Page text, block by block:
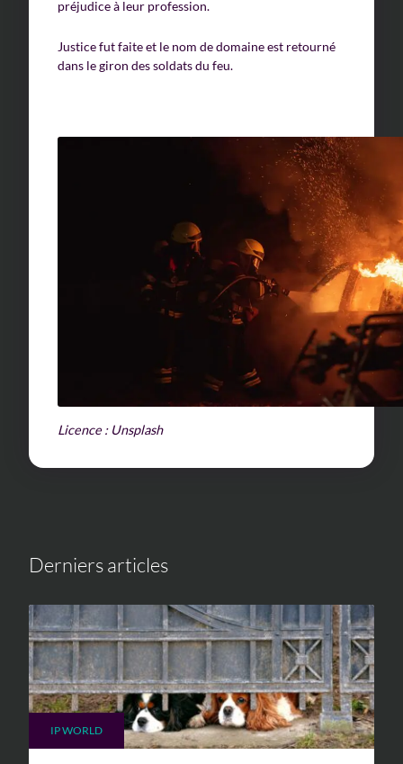
préjudice à leur profession.
Justice fut faite et le nom de domaine est retourné
dans le giron des soldats du feu.
Licence : Unsplash
Derniers articles
IP WORLD